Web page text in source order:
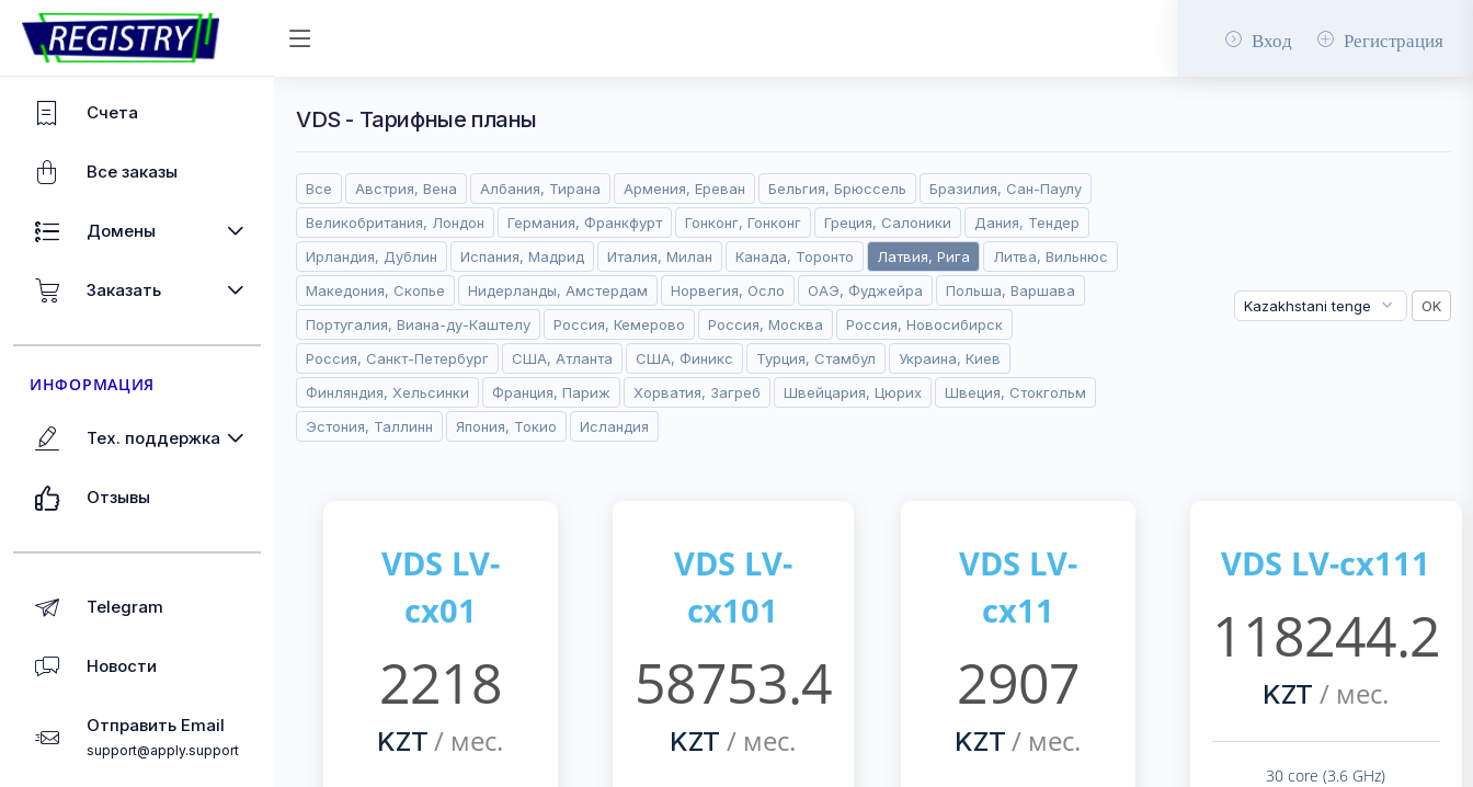
Вход Регистрация
Счета
Все заказы
Домены
Заказать
ИНФОРМАЦИЯ
Тех. поддержка
Отзывы
Telegram
Новости
Отправить Email
support@apply.support
VDS - Тарифные планы
Все Австрия, Вена Албания, Тирана Армения, Ереван Бельгия, Брюссель
Бразилия, Сан-Паулу
Великобритания, Лондон
Германия, Франкфурт Гонконг, Гонконг Греция, Салоники
Дания, Тендер
Ирландия, Дублин
Испания, Мадрид Италия, Милан Канада, Торонто Латвия, Рига
Литва, Вильнюс
Македония, Скопье
Нидерланды, Амстердам Норвегия, Осло ОАЭ, Фуджейра
Польша, Варшава
Португалия, Виана-ду-Каштелу
Россия, Кемерово Россия, Москва
Россия, Новосибирск
Россия, Санкт-Петербург
США, Атланта США, Финикс Турция, Стамбул
Украина, Киев
Финляндия, Хельсинки
Франция, Париж Хорватия, Загреб Швейцария, Цюрих
Швеция, Стокгольм
Эстония, Таллинн
Япония, Токио Исландия
VDS LV-
cx01
2218
KZT / мес.
VDS LV-
cx101
58753.4
KZT / мес.
VDS LV-
cx11
2907
KZT / мес.
VDS LV-cx111
118244.2
KZT / мес.
30 core (3.6 GHz)